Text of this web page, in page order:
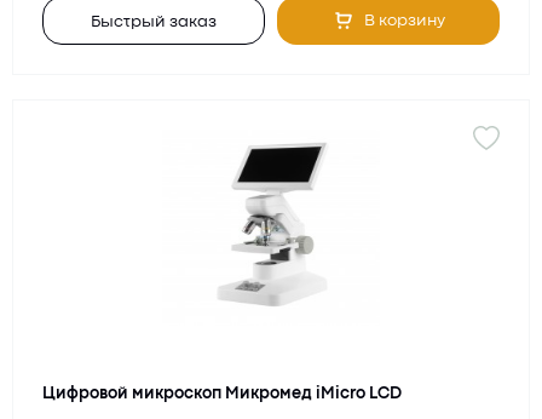
Быстрый заказ В корзину
Цифровой микроскоп Микромед iMicro LCD